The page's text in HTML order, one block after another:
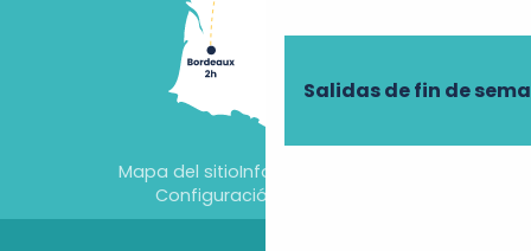
Salidas de fin de
Mapa del sitioInformación jurídica
Configuración de cookies